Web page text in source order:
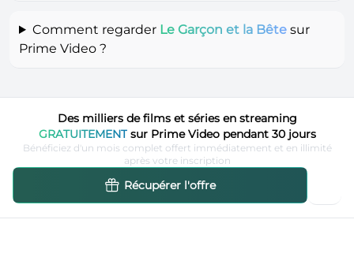
Comment regarder Le Garçon et la Bêtesur
Prime Video ?
Des milliers de films et séries en streaming
GRATUITEMENTsur Prime Video pendant 30 jours
Bénéficiez d'un mois complet offert immédiatement et en illimité
après votre inscription
Récupérer l'offre